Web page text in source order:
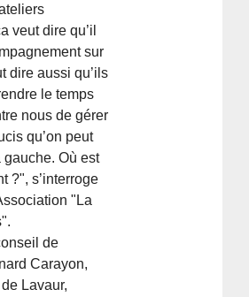
veut dire qu’il
sur
dire aussi qu’ils
le temps
nous de gérer
qu’on peut
gauche. Où est
?", s’interroge
"La
de
Carayon,
Lavaur,